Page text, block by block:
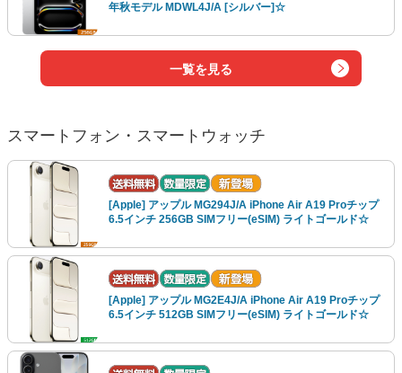
年秋モデル MDWL4J/A [シルバー]☆
一覧を見る
スマートフォン・スマートウォッチ
[Apple] アップル MG294J/A iPhone Air A19 Proチップ
6.5インチ 256GB SIMフリー(eSIM) ライトゴールド☆
[Apple] アップル MG2E4J/A iPhone Air A19 Proチップ
6.5インチ 512GB SIMフリー(eSIM) ライトゴールド☆